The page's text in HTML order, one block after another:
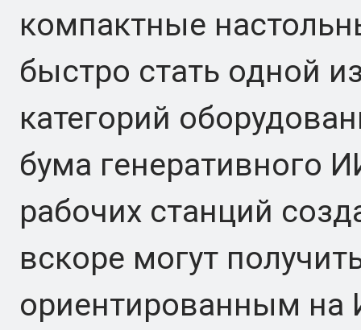
компактные
быстро стать одной
категорий
бума генеративного
рабочих станций
вскоре могут
ориентированным на